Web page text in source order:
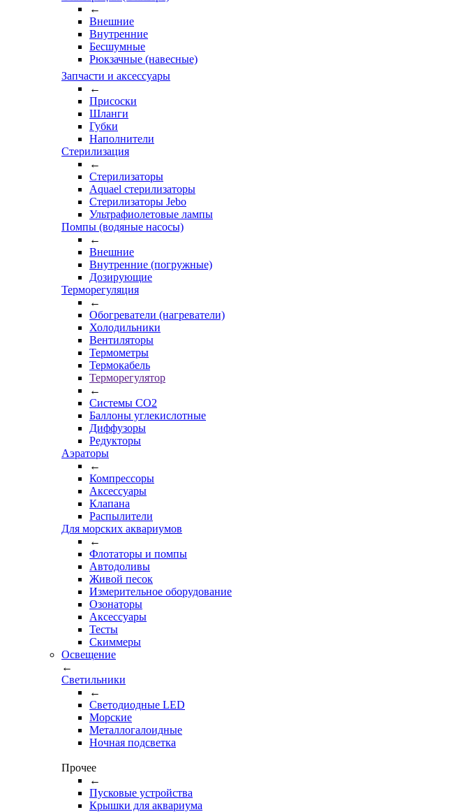
←
Внешние
Внутренние
Бесшумные
Рюкзачные (навесные)
Запчасти и аксессуары
←
Присоски
Шланги
Губки
Наполнители
Стерилизация
←
Стерилизаторы
Aquael стерилизаторы
Стерилизаторы Jebo
Ультрафиолетовые лампы
Помпы (водяные насосы)
←
Внешние
Внутренние (погружные)
Дозирующие
Терморегуляция
←
Обогреватели (нагреватели)
Холодильники
Вентиляторы
Термометры
Термокабель
Терморегулятор
←
Системы CO2
Баллоны углекислотные
Диффузоры
Редукторы
Аэраторы
←
Компрессоры
Аксессуары
Клапана
Распылители
Для морских аквариумов
←
Флотаторы и помпы
Автодоливы
Живой песок
Измерительное оборудование
Озонаторы
Аксессуары
Тесты
Cкиммеры
Освещение
←
Светильники
←
Cветодиодные LED
Морские
Металлогалоидные
Ночная подсветка
Прочее
←
Пусковые устройства
Крышки для аквариума